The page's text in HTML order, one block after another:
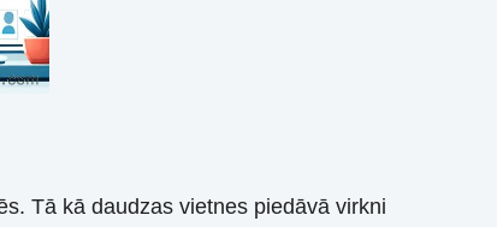
Tā kā daudzas vietnes piedāvā virkni